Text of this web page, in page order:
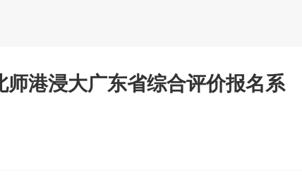
港浸大广东省综合评价报名系